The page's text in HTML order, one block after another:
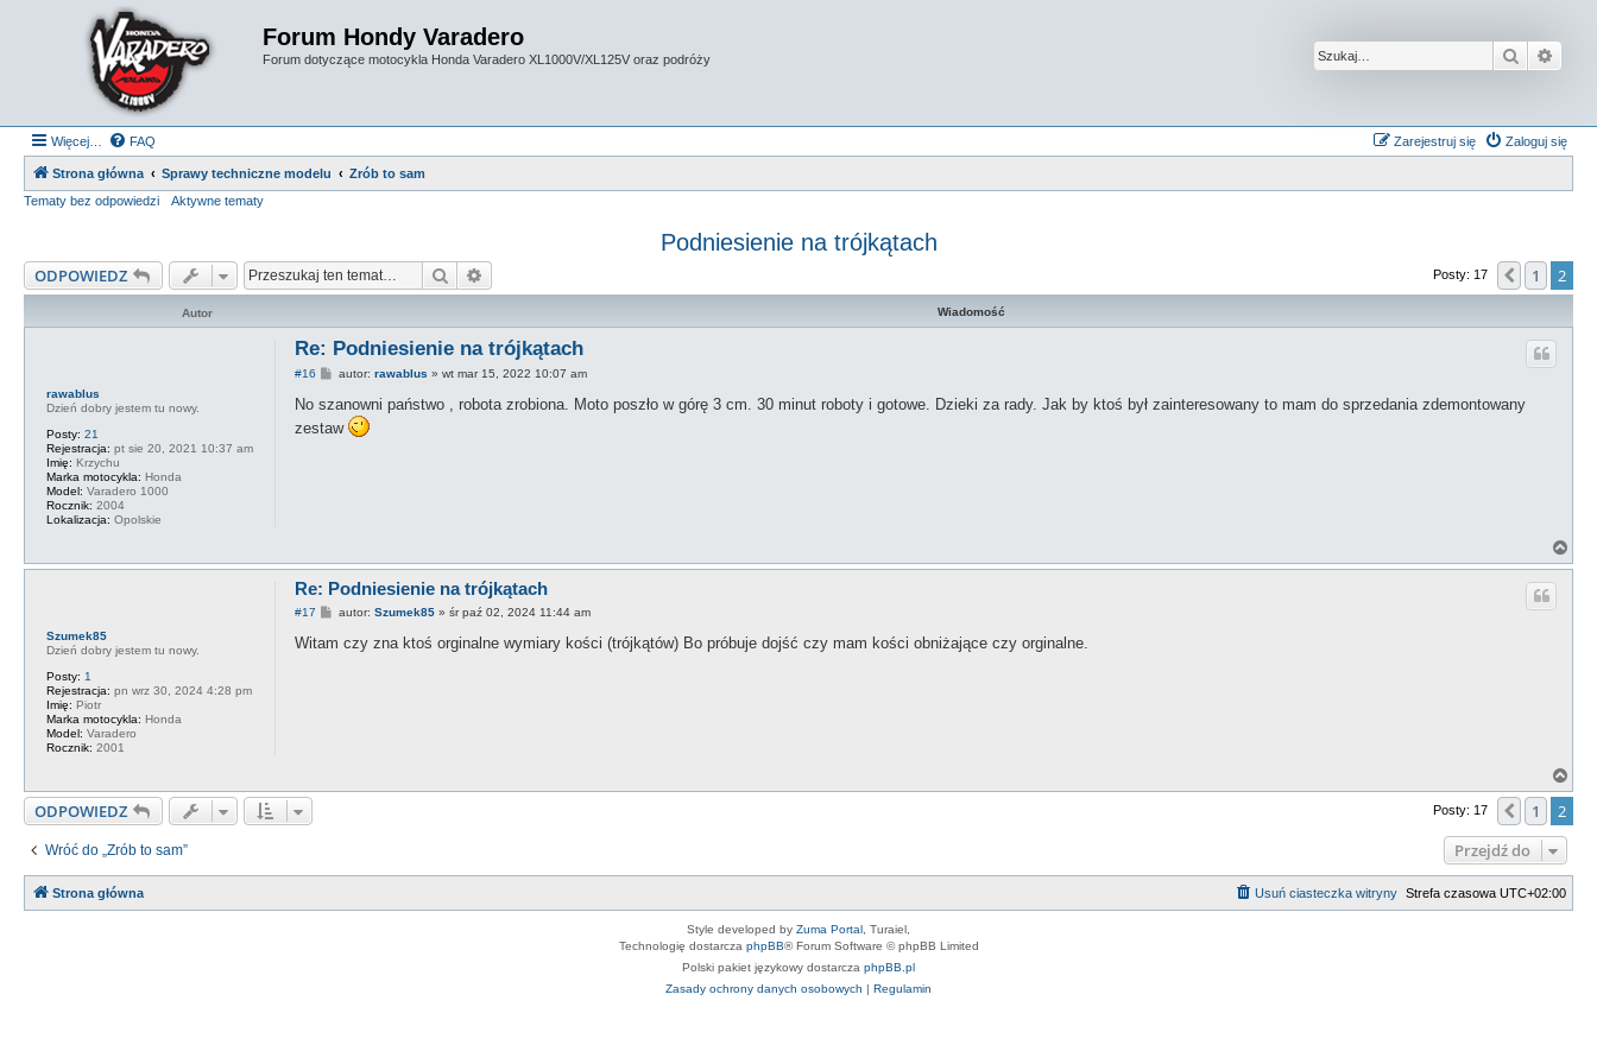
Forum Hondy Varadero
Forum dotyczące motocykla Honda Varadero XL1000V/XL125V oraz podróży Szukaj
Więcej… FAQ Zaloguj się
Zarejestruj się
Strona główna Sprawy techniczne modelu
Zrób to sam
Tematy bez odpowiedzi
Aktywne tematy
Podniesienie na trójkątach
ODPOWIEDZ Szukaj Posty: 17 1 2
Wiadomość
Autor
rawablus
Dzień dobry jestem tu nowy.
Posty: 21
Rejestracja: pt sie 20, 2021 10:37 am
Imię: Krzychu
Marka motocykla: Honda
Model: Varadero 1000
Rocznik: 2004
Lokalizacja: Opolskie
Re: Podniesienie na trójkątach
#16
P
s
autor: rawablus » wt mar 15, 2022 10:07 am
No szanowni państwo , robota zrobiona. Moto poszło w górę 3 cm. 30 minut roboty i gotowe. Dzieki za rady. Jak by ktoś był zainteresowany to mam do sprzedania zdemontowany
zestaw
a
Szumek85
Dzień dobry jestem tu nowy.
Posty: 1
Rejestracja: pn wrz 30, 2024 4:28 pm
Imię: Piotr
Marka motocykla: Honda
Model: Varadero
Rocznik: 2001
Re: Podniesienie na trójkątach
#17
P
s
autor: Szumek85» śr paź 02, 2024 11:44 am
Witam czy zna ktoś orginalne wymiary kości (trójkątów) Bo próbuje dojść czy mam kości obniżające czy orginalne.
a
ó
ODPOWIEDZ Posty: 17 1 2
Wróć do „Zrób to sam” Przejdź do
Strona główna Strefa czasowa UTC+02:00
Usuń ciasteczka witryny
Style developed by Zuma Portal , Turaiel,
Technologię dostarcza phpBB® Forum Software © phpBB Limited
Polski pakiet językowy dostarcza phpBB.pl
Zasady ochrony danych osobowych | Regulamin